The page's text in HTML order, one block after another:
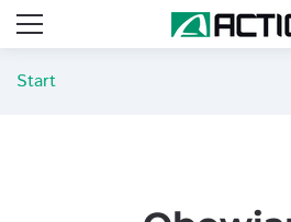
Start